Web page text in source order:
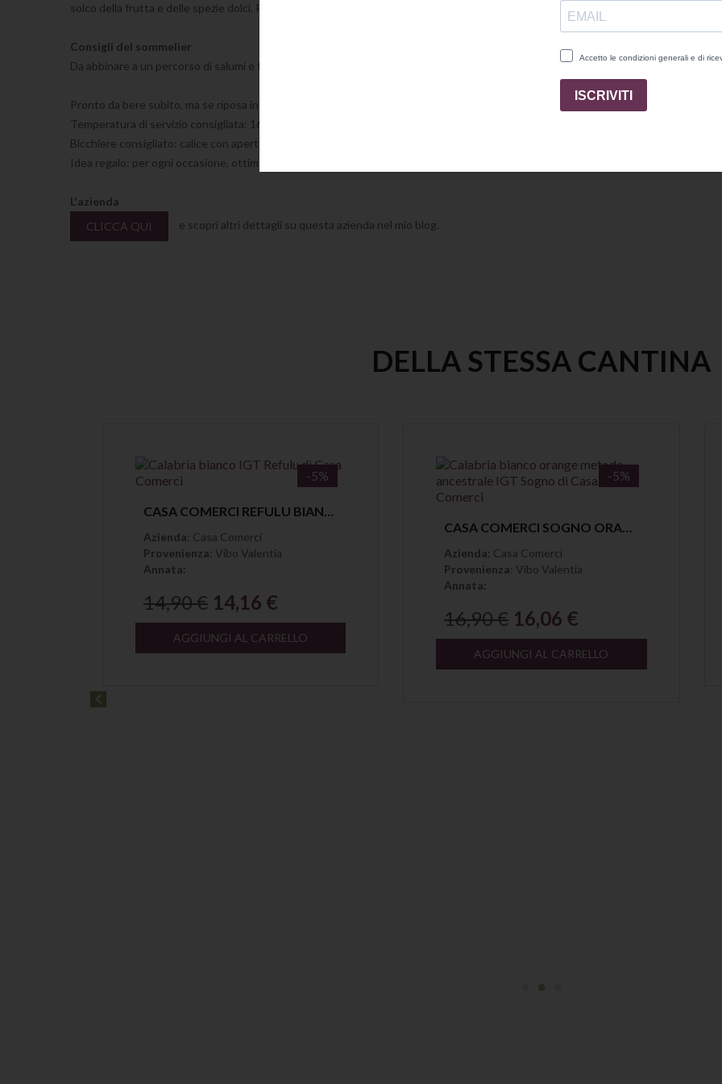
solco della frutta e delle spezie dolci. Persistenza interminabile e lungo potenziale evolutivo. Notevolissimo il rapporto qualità/
Consigli del sommelier
Da abbinare a un percorso di salumi e formaggi, primi con salse rosse a base di carne o verdure, secondi di carne, arrosti, grigliate.
Pronto da bere subito, ma se riposa in bottiglia saprà sorprenderti ancora di piu.
Temperatura di servizio consigliata: 16/18 gradi
Bicchiere consigliato: calice con apertura ampia
Idea regalo: per ogni occasione, ottimo per scoprire un nuovo territorio.
L'azienda
CLICCA QUI
e scopri altri dettagli su questa azienda nel mio blog.
DELLA STESSA CANTINA
Anteprima
-5%
CASA COMERCI REFULU BIANCO CALABRIA IGT
Azienda: Casa Comerci
Provenienza: Vibo Valentia
Annata:
14,90 € 14,16 €
AGGIUNGI AL CARRELLO
Anteprima
-5%
CASA COMERCI SOGNO ORANGE METODO ANCESTRALE CALABRIA IGT
Azienda: Casa Comerci
Provenienza: Vibo Valentia
Annata:
16,90 € 16,06 €
AGGIUNGI AL CARRELLO